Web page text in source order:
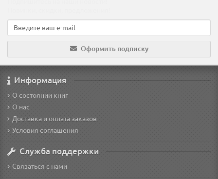
Оформить подписку
Информация
О состоянии книг
О нас
Доставка и оплата заказов
Условия соглашения
Служба поддержки
Связаться с нами